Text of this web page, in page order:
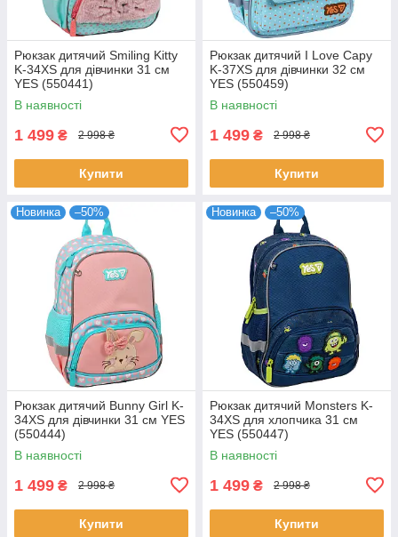
Рюкзак дитячий Smiling Kitty
K-34XS для дівчинки 31 см
YES (550441)
В наявності
1 499 ₴ 2 998 ₴
Купити
Рюкзак дитячий I Love Capy
K-37XS для дівчинки 32 см
YES (550459)
В наявності
1 499 ₴ 2 998 ₴
Купити
Новинка –50%
Рюкзак дитячий Bunny Girl K-
34XS для дівчинки 31 см YES
(550444)
В наявності
1 499 ₴ 2 998 ₴
Купити
Новинка –50%
Рюкзак дитячий Monsters K-
34XS для хлопчика 31 см
YES (550447)
В наявності
1 499 ₴ 2 998 ₴
Купити